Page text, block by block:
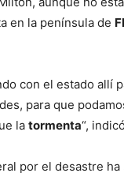
en la península de
con el estado allí
para que
la tormenta“,
por el desastre